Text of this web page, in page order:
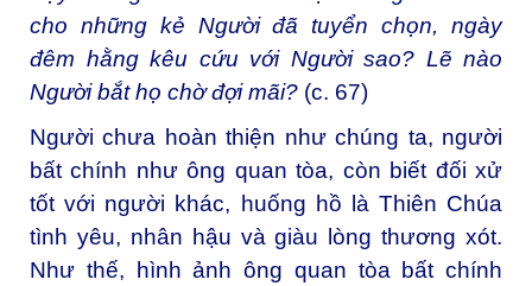
cho những kẻ Người đã tuyển chọn, ngày
đêm hằng kêu cứu với Người sao? Lẽ nào
Người bắt họ chờ đợi mãi? (c. 67)
Người chưa hoàn thiện như chúng ta, người
bất chính như ông quan tòa, còn biết đối xử
tốt với người khác, huống hồ là Thiên Chúa
tình yêu, nhân hậu và giàu lòng thương xót.
Như thế, hình ảnh ông quan tòa bất chính